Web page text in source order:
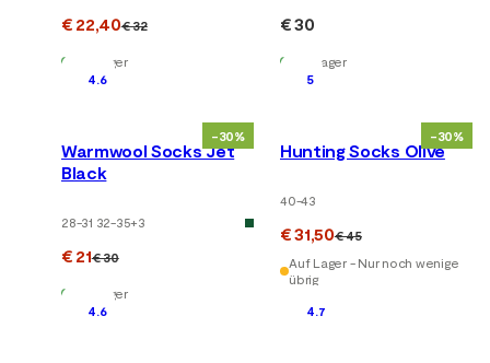
€ 22,40€ 32
Auf Lager
€ 30
Auf Lager
-30%
4.6
Warmwool Socks Jet
Black
28-31 32-35+3
€ 21€ 30
Auf Lager
-30%
5
Hunting Socks Olive
40-43
€ 31,50€ 45
Auf Lager - Nur noch wenige
übrig
4.6 4.7